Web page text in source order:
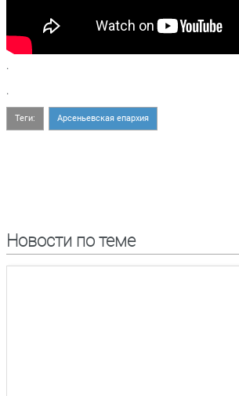
.
.
Теги: Арсеньевская епархия
Новости по теме